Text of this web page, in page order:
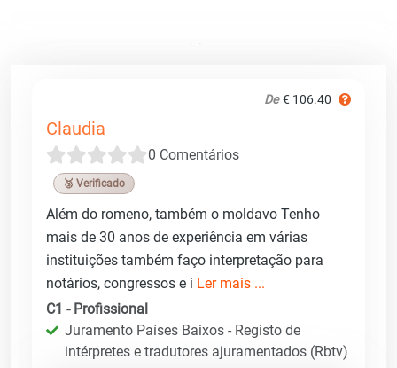
De € 106.40
Claudia
0 Comentários
🥉 Verificado
Além do romeno, também o moldavo Tenho
mais de 30 anos de experiência em várias
instituições também faço interpretação para
notários, congressos e i Ler mais ...
C1 - Profissional
Juramento Países Baixos - Registo de
intérpretes e tradutores ajuramentados (Rbtv)